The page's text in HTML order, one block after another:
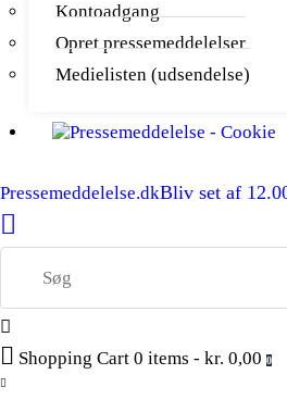
Kontoadgang
Opret pressemeddelelser
Medielisten (udsendelse)
Pressemeddelelse.dkBliv set af
Shopping Cart 0 items - kr. 0,00 0